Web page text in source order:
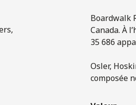
Boardwalk
Canada. À
35 686
Osler,
composée